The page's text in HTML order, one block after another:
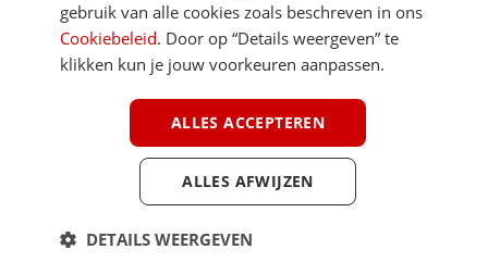
MEER ACSI FREELIFE
voorbehouden
gebruik van alle cookies zoals beschreven in ons
Cookiebeleid. Door op “Details weergeven” te
klikken kun je jouw voorkeuren aanpassen.
ALLES ACCEPTEREN
ALLES AFWIJZEN
DETAILS WEERGEVEN